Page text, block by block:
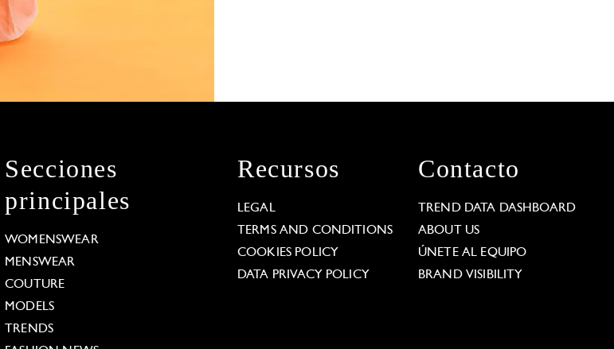
Secciones
principales
WOMENSWEAR
MENSWEAR
COUTURE
MODELS
TRENDS
Recursos
LEGAL
TERMS AND CONDITIONS
COOKIES POLICY
DATA PRIVACY POLICY
Contacto
TREND DATA DASHBOARD
ABOUT US
ÚNETE AL EQUIPO
BRAND VISIBILITY